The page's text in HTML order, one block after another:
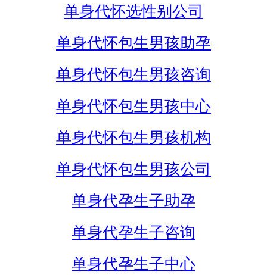
单身代怀选性别公司
单身代怀包生男孩助孕
单身代怀包生男孩咨询
单身代怀包生男孩中心
单身代怀包生男孩机构
单身代怀包生男孩公司
单身代孕生子助孕
单身代孕生子咨询
单身代孕生子中心